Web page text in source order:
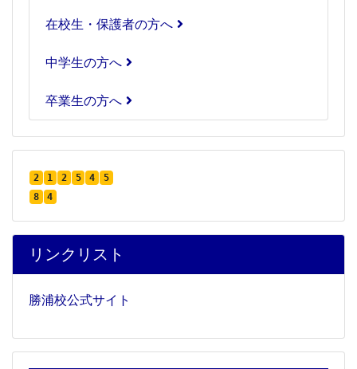
在校生・保護者の方へ
中学生の方へ
卒業生の方へ
2 1 2 5 4
5
8
4
リンクリスト
勝浦校公式サイト